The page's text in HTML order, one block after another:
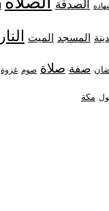
الصدقة
المسجد الميت النار
صفة صلاة صوم غزوة
مكة